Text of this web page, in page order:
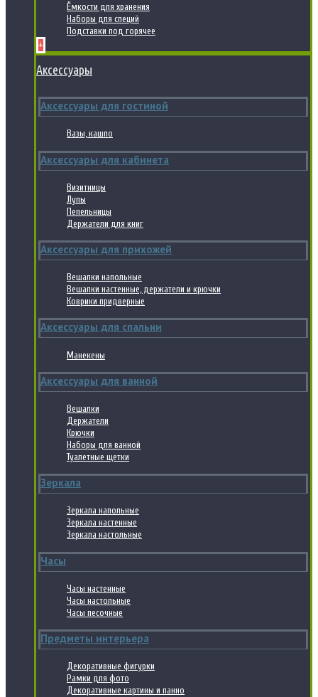
Ёмкости для хранения
Наборы для специй
Подставки под горячее
+
Аксессуары
Аксессуары для гостиной
Вазы, кашпо
Аксессуары для кабинета
Визитницы
Лупы
Пепельницы
Держатели для книг
Аксессуары для прихожей
Вешалки напольные
Вешалки настенные, держатели и крючки
Коврики придверные
Аксессуары для спальни
Манекены
Аксессуары для ванной
Вешалки
Держатели
Крючки
Наборы для ванной
Туалетные щетки
Зеркала
Зеркала напольные
Зеркала настенные
Зеркала настольные
Часы
Часы настенные
Часы настольные
Часы песочные
Предметы интерьера
Декоративные фигурки
Рамки для фото
Декоративные картины и панно